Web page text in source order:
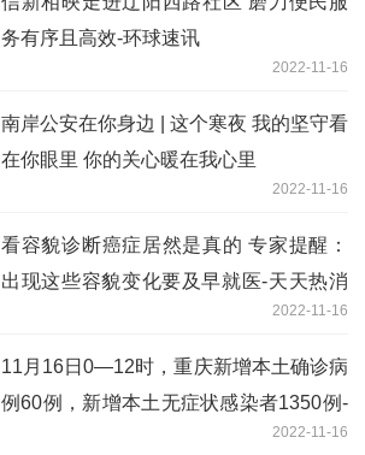
务有序且高效-环球速讯
2022-11-16
南岸公安在你身边 | 这个寒夜 我的坚守看
在你眼里 你的关心暖在我心里
2022-11-16
看容貌诊断癌症居然是真的 专家提醒：
出现这些容貌变化要及早就医-天天热消
2022-11-16
11月16日0—12时，重庆新增本土确诊病
例60例，新增本土无症状感染者1350例-
2022-11-16